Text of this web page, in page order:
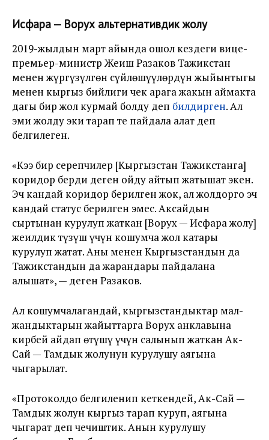
Исфара — Ворух альтернативдик жолу
2019-жылдын март айында ошол кездеги вице-
премьер-министр Жеңиш Разаков Тажикстан
менен жүргүзүлгөн сүйлөшүүлөрдүн жыйынтыгы
менен кыргыз бийлиги чек арага жакын аймакта
дагы бир жол курмай болду деп билдирген. Ал
эми жолду эки тарап тең пайдала алат деп
белгилеген.
«Кээ бир серепчилер [Кыргызстан Тажикстанга]
коридор берди деген ойду айтып жатышат экен.
Эч кандай коридор берилген жок, ал жолдорго эч
кандай статус берилген эмес. Аксайдын
сыртынан курулуп жаткан [Ворух — Исфара жолу]
жеңилдик түзүш үчүн кошумча жол катары
курулуп жатат. Аны менен Кыргызстандын да
Тажикстандын да жарандары пайдалана
алышат», — деген Разаков.
Ал кошумчалагандай, кыргызстандыктар мал-
жандыктарын жайыттарга Ворух анклавына
кирбей айдап өтүшү үчүн салынып жаткан Ак-
Сай — Тамдык жолунун курулушу аягына
чыгарылат.
«Протоколдо белгиленип кеткендей, Ак-Сай —
Тамдык жолун кыргыз тарап куруп, аягына
чыгарат деп чечиштик. Анын курулушу